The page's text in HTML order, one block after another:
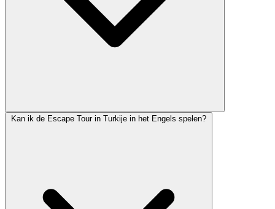
Kan ik de Escape Tour in Turkije in het Engels spelen?